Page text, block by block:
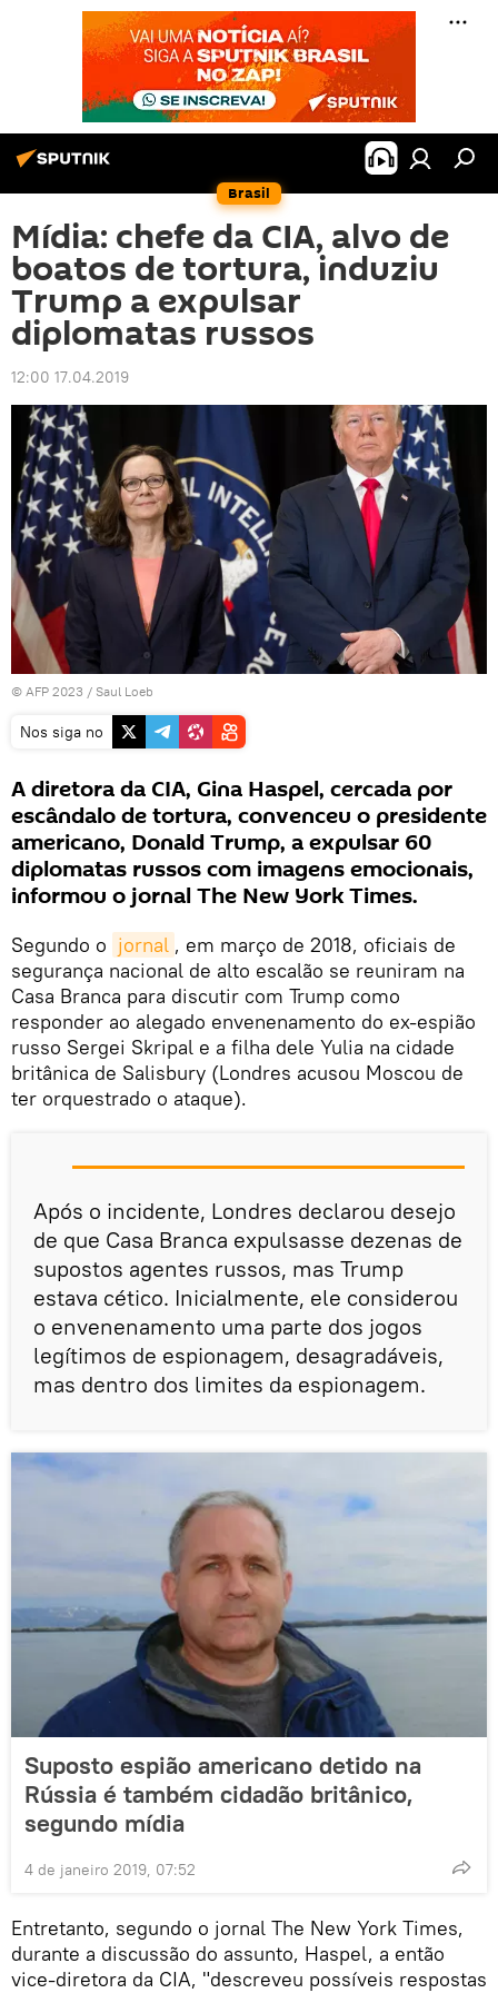
Brasil
Mídia: chefe da CIA, alvo de
boatos de tortura, induziu
Trump a expulsar
diplomatas russos
12:00 17.04.2019
© AFP 2023 / Saul Loeb
Nos siga no
A diretora da CIA, Gina Haspel, cercada por
escândalo de tortura, convenceu o presidente
americano, Donald Trump, a expulsar 60
diplomatas russos com imagens emocionais,
informou o jornal The New York Times.
Segundo o jornal , em março de 2018, oficiais de
segurança nacional de alto escalão se reuniram na
Casa Branca para discutir com Trump como
responder ao alegado envenenamento do ex-espião
russo Sergei Skripal e a filha dele Yulia na cidade
britânica de Salisbury (Londres acusou Moscou de
ter orquestrado o ataque).
Após o incidente, Londres declarou desejo
de que Casa Branca expulsasse dezenas de
supostos agentes russos, mas Trump
estava cético. Inicialmente, ele considerou
o envenenamento uma parte dos jogos
legítimos de espionagem, desagradáveis,
mas dentro dos limites da espionagem.
Suposto espião americano detido na
Rússia é também cidadão britânico,
segundo mídia
4 de janeiro 2019, 07:52
Entretanto, segundo o jornal The New York Times,
durante a discussão do assunto, Haspel, a então
vice-diretora da CIA, "descreveu possíveis respostas